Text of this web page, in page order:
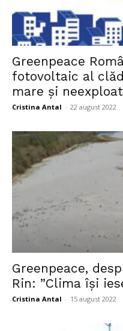
Greenpeace
fotovoltaic al
mare și
Cristina Antal - 22 august 2022
Greenpeace,
Rin: ”Clima își
Cristina Antal - 15 august 2022